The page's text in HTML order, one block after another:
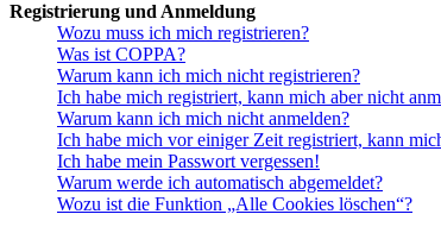
Registrierung und Anmeldung
Wozu muss ich mich registrieren?
Was ist COPPA?
Warum kann ich mich nicht registrieren?
Ich habe mich registriert, kann mich aber nicht
Warum kann ich mich nicht anmelden?
Ich habe mich vor einiger Zeit registriert, kann
Ich habe mein Passwort vergessen!
Warum werde ich automatisch abgemeldet?
Wozu ist die Funktion „Alle Cookies löschen“?